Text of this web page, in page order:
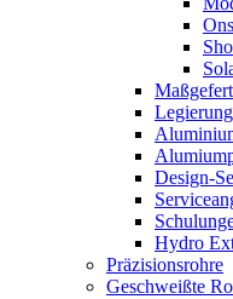
Design-
Hydro
Präzisionsrohre
Geschweißte